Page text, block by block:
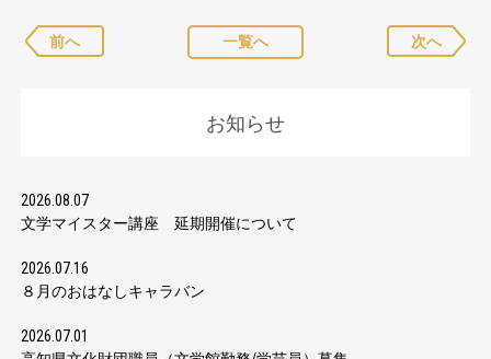
前へ 一覧へ 次へ
お知らせ
2026.08.07
文学マイスター講座 延期開催について
2026.07.16
８月のおはなしキャラバン
2026.07.01